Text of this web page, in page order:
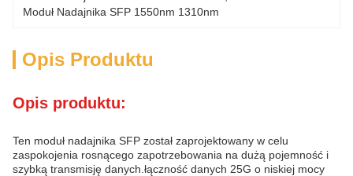
Moduł Nadajnika SFP 1550nm 1310nm
Opis Produktu
Opis produktu:
Ten moduł nadajnika SFP został zaprojektowany w celu
zaspokojenia rosnącego zapotrzebowania na dużą pojemność i
szybką transmisję danych.łączność danych 25G o niskiej mocy